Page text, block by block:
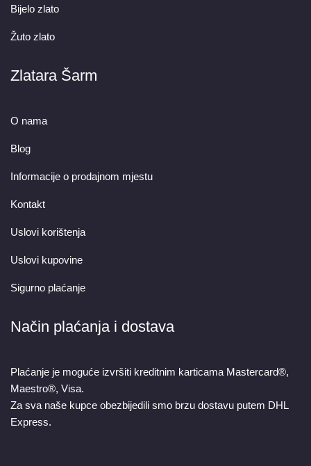
Bijelo zlato
Žuto zlato
Zlatara Šarm
O nama
Blog
Informacije o prodajnom mjestu
Kontakt
Uslovi korištenja
Uslovi kupovine
Sigurno plaćanje
Način plaćanja i dostava
Plaćanje je moguće izvršiti kreditnim karticama Mastercard®,
Maestro®, Visa.
Za sva naše kupce obezbijedili smo brzu dostavu putem DHL
Express.